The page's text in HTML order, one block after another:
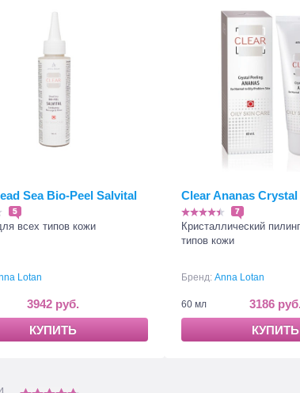
Sea Bio-Peel Salvital
5
всех типов кожи
Lotan
3942 руб.
КУПИТЬ
Clear Ananas
7
Кристаллический
типов кожи
Бренд: Anna Lotan
60 мл
3186 руб.
КУПИТЬ